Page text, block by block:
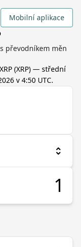
Mobilní aplikace
s převodníkem měn
XRP(XRP) — střední
v 4:50 UTC.